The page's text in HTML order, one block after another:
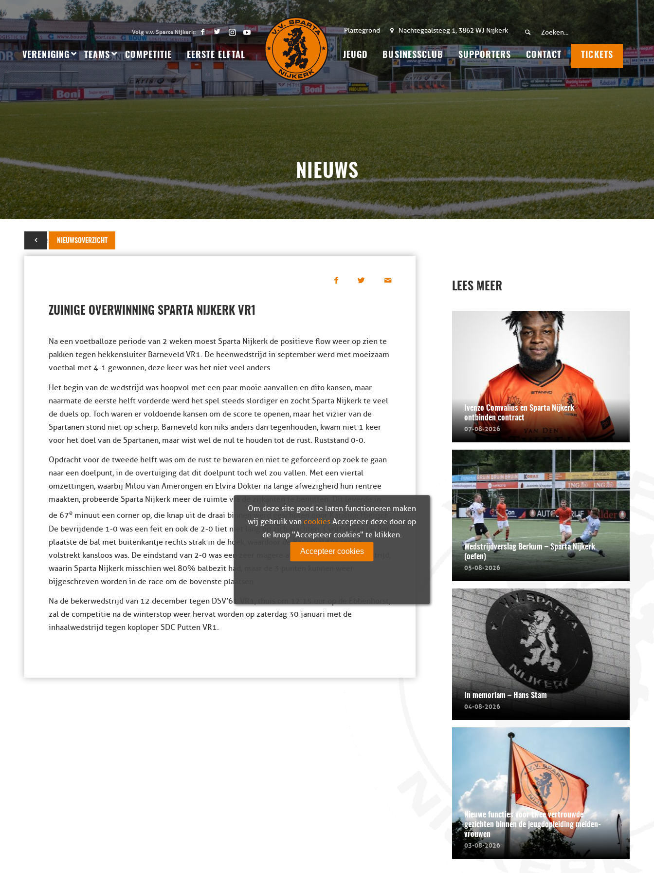
Plattegrond Nachtegaalsteeg 1, 3862 WJ Nijkerk
VERENIGING TEAMS COMPETITIE EERSTE ELFTAL JEUGD BUSINESSCLUB SUPPORTERS CONTACT TICKETS
NIEUWS
NIEUWSOVERZICHT
05 december 2015
ZUINIGE OVERWINNING SPARTA NIJKERK VR1
Na een voetballoze periode van 2 weken moest Sparta Nijkerk de positieve flow weer op zien te
pakken tegen hekkensluiter Barneveld VR1. De heenwedstrijd in september werd met moeizaam
voetbal met 4-1 gewonnen, deze keer was het niet veel anders.
Het begin van de wedstrijd was hoopvol met een paar mooie aanvallen en dito kansen, maar
naarmate de eerste helft vorderde werd het spel steeds slordiger en zocht Sparta Nijkerk te veel
de duels op. Toch waren er voldoende kansen om de score te openen, maar het vizier van de
Spartanen stond niet op scherp. Barneveld kon niks anders dan tegenhouden, kwam niet 1 keer
voor het doel van de Spartanen, maar wist wel de nul te houden tot de rust. Ruststand 0-0.
Opdracht voor de tweede helft was om de rust te bewaren en niet te geforceerd op zoek te gaan
naar een doelpunt, in de overtuiging dat dit doelpunt toch wel zou vallen. Met een viertal
omzettingen, waarbij Milou van Amerongen en Elvira Dokter na lange afwezigheid hun rentree
maakten, probeerde Sparta Nijkerk meer de ruimte via de zijkanten te benutten. Dit leverde in
de 67e minuut een corner op, die knap uit de draai binnen werd geschoten door Kataline Hiensch.
De bevrijdende 1-0 was een feit en ook de 2-0 liet niet lang op zich wachten. Cynthia van de Bor
plaatste de bal met buitenkantje rechts strak in de hoek, waardoor de Barneveld keepster
volstrekt kansloos was. De eindstand van 2-0 was een zeer magere afspiegeling van de wedstrijd,
waarin Sparta Nijkerk misschien wel 80% balbezit had, maar de 3 punten kunnen weer
bijgeschreven worden in de race om de bovenste plaatsen.
Na de bekerwedstrijd van 12 december tegen DSV’61 VR1, thuis om 12:15 uur op de Ebbenhorst,
zal de competitie na de winterstop weer hervat worden op zaterdag 30 januari met de
inhaalwedstrijd tegen koploper SDC Putten VR1.
LEES MEER
Ivenzo Comvalius en Sparta Nijkerk
ontbinden contract
07-08-2026
Wedstrijdverslag Berkum – Sparta Nijkerk
(oefen)
05-08-2026
In memoriam – Hans Stam
04-08-2026
Nieuwe functies voor twee vertrouwde
gezichten binnen de jeugdopleiding meiden-
vrouwen
03-08-2026
Om deze site goed te laten functioneren maken
wij gebruik van cookies. Accepteer deze door op
de knop "Accepteer cookies" te klikken.
Accepteer cookies